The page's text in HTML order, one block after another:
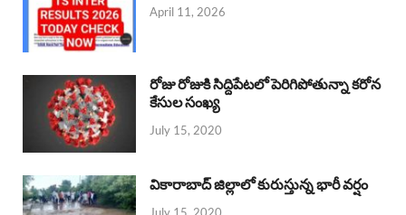
April 11, 2026
రోజు రోజుకి సిద్దిపేటలో పెరిగిపోతున్నా కరోన
కేసుల సంఖ్య
July 15, 2020
వికారాబాద్ జిల్లాలో కురుస్తున్న భారీ వర్షం